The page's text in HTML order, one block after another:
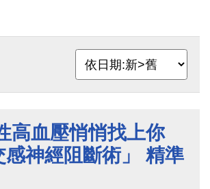
高血壓悄悄找上你
感神經阻斷術」 精準